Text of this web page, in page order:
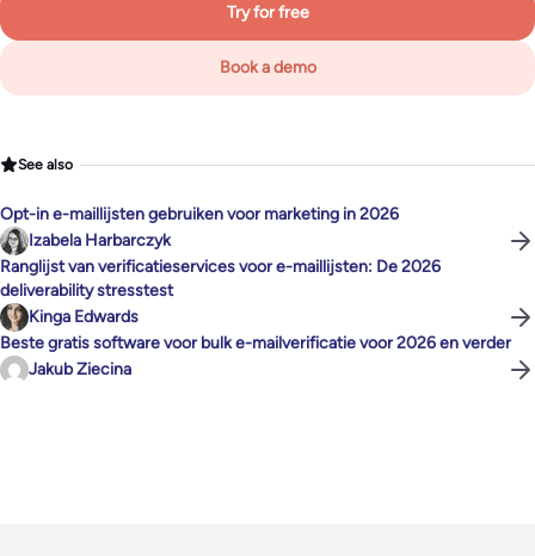
Try for free
Book a demo
See also
Opt-in e-maillijsten gebruiken voor marketing in 2026
Izabela Harbarczyk
Ranglijst van verificatieservices voor e-maillijsten: De 2026
deliverability stresstest
Kinga Edwards
Beste gratis software voor bulk e-mailverificatie voor 2026 en verder
Jakub Ziecina